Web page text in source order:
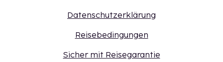
Datenschutzerklärung
Reisebedingungen
Sicher mit Reisegarantie